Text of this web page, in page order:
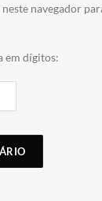
neste navegador
em dígitos: